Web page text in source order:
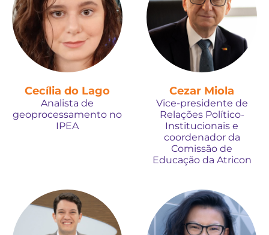
Cecília do Lago
Analista de
geoprocessamento no
IPEA
Cezar Miola
Vice-presidente de
Relações Político-
Institucionais e
coordenador da
Comissão de
Educação da Atricon